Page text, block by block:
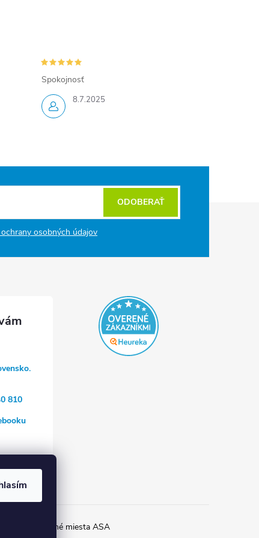
8.7.2025
Spokojnosť
osobných údajov
ODOBERAŤ
810
Prípojné miesta ASA